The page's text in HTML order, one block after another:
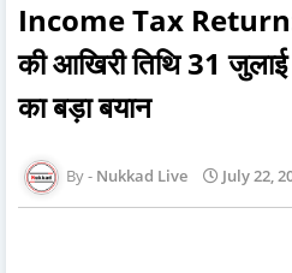
Income Tax
की आखिरी तिथि 31 जुलाई
का बड़ा बयान
Nukkad Live July 22,